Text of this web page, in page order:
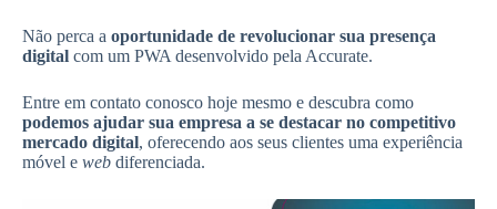
Não perca a oportunidade de revolucionar sua presença
digital com um PWA desenvolvido pela Accurate.
Entre em contato conosco hoje mesmo e descubra como
podemos ajudar sua empresa a se destacar no competitivo
mercado digital, oferecendo aos seus clientes uma experiência
móvel e web diferenciada.